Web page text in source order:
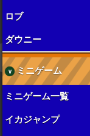
ロブ
ダウニー
ミニゲーム
ミニゲーム一覧
イカジャンプ